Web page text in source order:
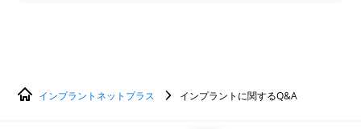
インプラントネットプラス インプラントに関するQ&A